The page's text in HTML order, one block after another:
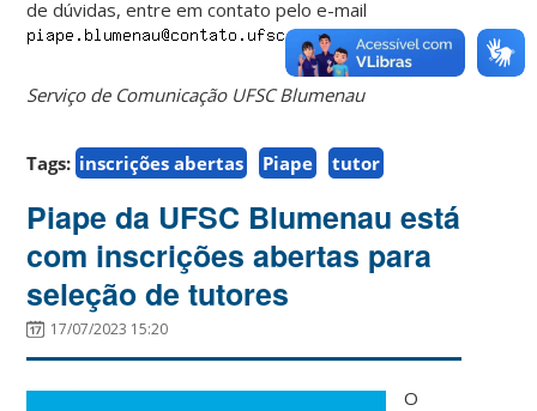
de dúvidas, entre em contato pelo e-mail
Serviço de Comunicação UFSC Blumenau
Tags: inscrições abertas Piape tutor
Piape da UFSC Blumenau está
com inscrições abertas para
seleção de tutores
17/07/2023 15:20
O